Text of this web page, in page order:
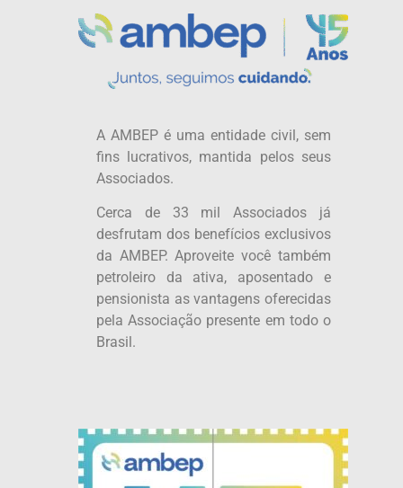
A AMBEP é uma entidade civil, sem
fins lucrativos, mantida pelos seus
Associados.
Cerca de 33 mil Associados já
desfrutam dos benefícios exclusivos
da AMBEP. Aproveite você também
petroleiro da ativa, aposentado e
pensionista as vantagens oferecidas
pela Associação presente em todo o
Brasil.